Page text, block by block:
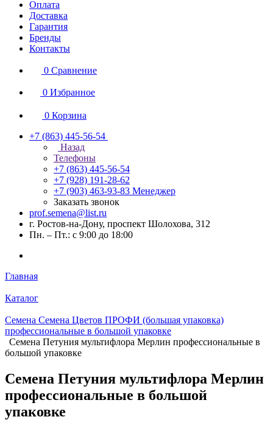
Оплата
Доставка
Гарантия
Бренды
Контакты
0 Сравнение
0 Избранное
0 Корзина
+7 (863) 445-56-54
Назад
Телефоны
+7 (863) 445-56-54
+7 (928) 191-28-62
+7 (903) 463-93-83 Менеджер
Заказать звонок
prof.semena@list.ru
г. Ростов-на-Дону, проспект Шолохова, 312
Пн. – Пт.: с 9:00 до 18:00
Главная
Каталог
Семена Семена Цветов ПРОФИ (большая упаковка)
профессиональные в большой упаковке
Семена Петуния мультифлора Мерлин профессиональные в
большой упаковке
Семена Петуния мультифлора Мерлин
профессиональные в большой
упаковке